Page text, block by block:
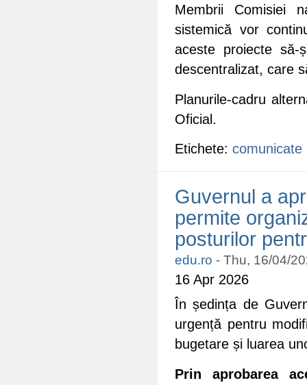
Membrii Comisiei
sistemică vor
aceste proiecte să-
descentralizat, care
Planurile-cadru
Oficial.
Etichete: comunicate
Guvernul a
permite
posturilor
edu.ro - Thu, 16/04/
16 Apr 2026
În ședința de
urgență pentru
bugetare și luarea
Prin aprobarea